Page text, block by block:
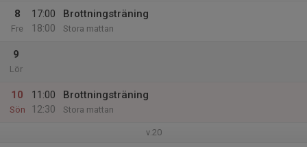
8
Fre
17:00
18:00
Brottningsträning
Stora mattan
9
Lör
10
Sön
11:00
12:30
Brottningsträning
Stora mattan
v.20